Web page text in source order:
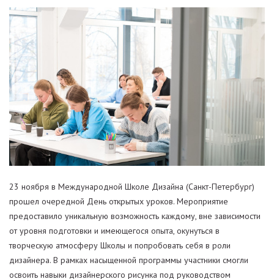
23 ноября в Международной Школе Дизайна (Санкт-Петербург)
прошел очередной День открытых уроков. Мероприятие
предоставило уникальную возможность каждому, вне зависимости
от уровня подготовки и имеющегося опыта, окунуться в
творческую атмосферу Школы и попробовать себя в роли
дизайнера. В рамках насыщенной программы участники смогли
освоить навыки дизайнерского рисунка под руководством